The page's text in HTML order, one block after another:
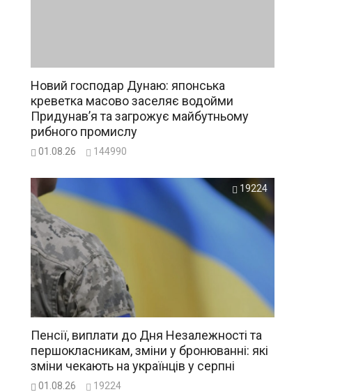
Новий господар Дунаю: японська
креветка масово заселяє водойми
Придунав’я та загрожує майбутньому
рибного промислу
01.08.26 144990
19224
Пенсії, виплати до Дня Незалежності та
першокласникам, зміни у бронюванні: які
зміни чекають на українців у серпні
01.08.26 19224